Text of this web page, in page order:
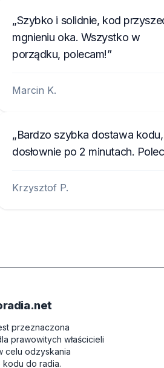
Szybko i solidnie, kod
mgnieniu oka. Wszystko w
porządku, polecam!
Marcin K.
Bardzo szybka dostawa kodu,
dosłownie po 2 minutach.
Krzysztof P.
przeznaczona
prawowitych właścicieli
celu odzyskania
do radia.